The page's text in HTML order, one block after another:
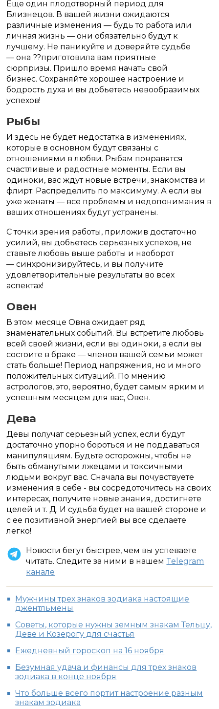
Еще один плодотворный период для
Близнецов. В вашей жизни ожидаются
различные изменения — будь то работа или
личная жизнь — они обязательно будут к
лучшему. Не паникуйте и доверяйте судьбе
— она ??приготовила вам приятные
сюрпризы. Пришло время начать свой
бизнес. Сохраняйте хорошее настроение и
бодрость духа и вы добьетесь невообразимых
успехов!
Рыбы
И здесь не будет недостатка в изменениях,
которые в основном будут связаны с
отношениями в любви. Рыбам понравятся
счастливые и радостные моменты. Если вы
одиноки, вас ждут новые встречи, знакомства и
флирт. Распределить по максимуму. А если вы
уже женаты — все проблемы и недопонимания в
ваших отношениях будут устранены.
С точки зрения работы, приложив достаточно
усилий, вы добьетесь серьезных успехов, не
ставьте любовь выше работы и наоборот
— синхронизируйтесь, и вы получите
удовлетворительные результаты во всех
аспектах!
Овен
В этом месяце Овна ожидает ряд
знаменательных событий. Вы встретите любовь
всей своей жизни, если вы одиноки, а если вы
состоите в браке — членов вашей семьи может
стать больше! Период напряжения, но и много
положительных ситуаций. По мнению
астрологов, это, вероятно, будет самым ярким и
успешным месяцем для вас, Овен.
Дева
Девы получат серьезный успех, если будут
достаточно упорно бороться и не поддаваться
манипуляциям. Будьте осторожны, чтобы не
быть обманутыми лжецами и токсичными
людьми вокруг вас. Сначала вы почувствуете
изменения в себе - вы сосредоточитесь на своих
интересах, получите новые знания, достигнете
целей и т. Д. И судьба будет на вашей стороне и
с ее позитивной энергией вы все сделаете
легко!
Новости бегут быстрее, чем вы успеваете
читать. Следите за ними в нашем Telegram
канале
Мужчины трех знаков зодиака настоящие
джентльмены
Советы, которые нужны земным знакам Тельцу,
Деве и Козерогу для счастья
Ежедневный гороскоп на 16 ноября
Безумная удача и финансы для трех знаков
зодиака в конце ноября
Что больше всего портит настроение разным
знакам зодиака